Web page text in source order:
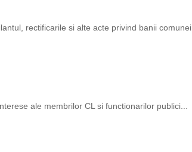
rectificarile si alte acte privind banii comunei
ale membrilor CL si functionarilor publici...